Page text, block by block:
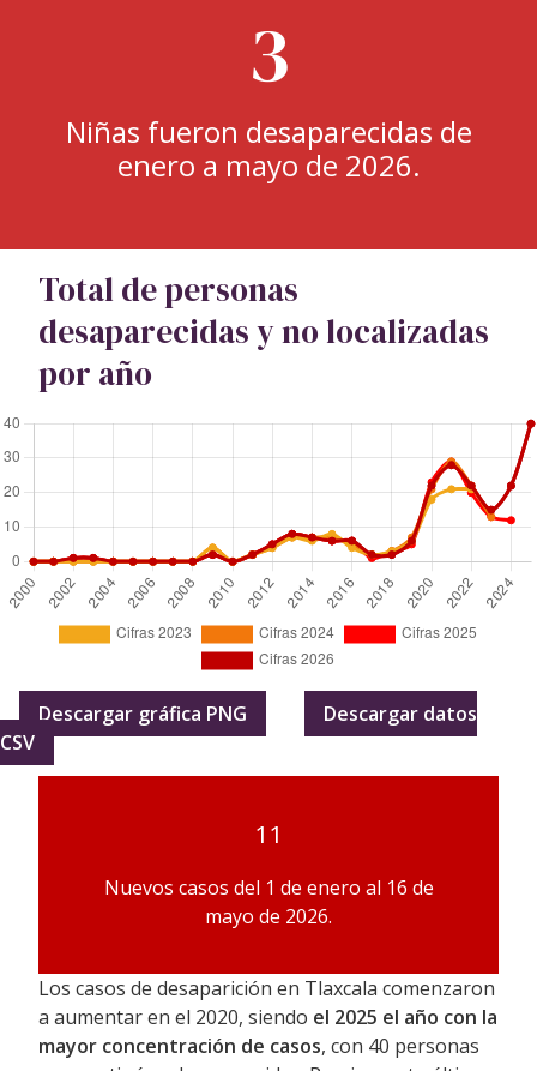
3
Niñas fueron desaparecidas de
enero a mayo de 2026.
Total de personas
desaparecidas y no localizadas
por año
Descargar gráfica PNG
Descargar datos
CSV
11
Nuevos casos del 1 de enero al 16 de
mayo de 2026.
Los casos de desaparición en Tlaxcala comenzaron
a aumentar en el 2020, siendo el 2025 el año con la
mayor concentración de casos, con 40 personas